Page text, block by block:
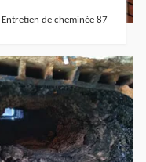
Entretien de cheminée 87